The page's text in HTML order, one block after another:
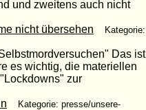
und zweitens auch nicht
nicht übersehen
Kategorie:
Das ist
es wichtig, die materiellen
zur
Kategorie: presse/unsere-